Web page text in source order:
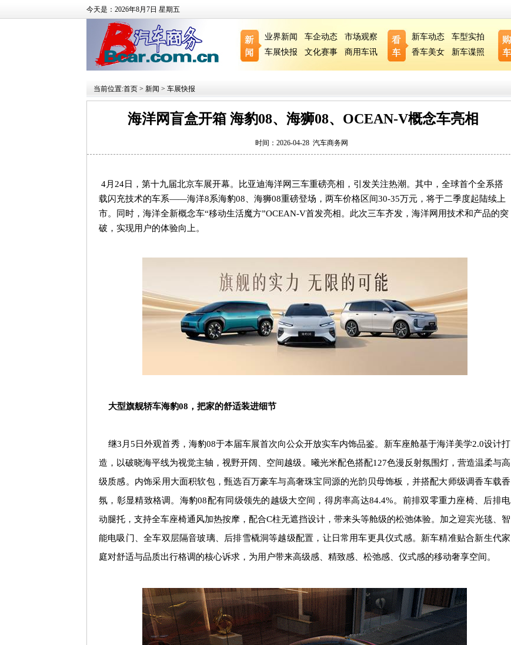
今天是：2026年8月7日 星期五
业界新闻 车企动态
市场观察
车展快报
文化赛事 商用车讯
新车动态
车型实拍
香车美女
新车谍照
当前位置:首页 > 新闻 > 车展快报
海洋网盲盒开箱 海豹08、海狮08、OCEAN-V概念车亮相
时间：2026-04-28 汽车商务网
4月 24日，第十九届北京车展开幕。比亚迪海洋网三车重磅亮相，引发关注热潮。其中，全球首个全系搭
载闪充技术的车系——海洋8系海豹08 、海狮08重磅登场，两车价格区间30-35万元，将于二季度起陆续上
市。同时，海洋全新概念车“移动生活魔方”OCEAN-V首发亮相。此次三车齐发，海洋网用技术和产品的突
破，实现用户的体验向上。
大型旗舰轿车海豹08 ，把家的舒适装进细节
继3 月5 日外观首秀，海豹08于本届车展首次向公众开放实车内饰品鉴。新车座舱基于海洋美学2.0设计打
造，以破晓海平线为视觉主轴，视野开阔、空间越级。曦光米配色搭配127色漫反射氛围灯，营造温柔与高
级质感。内饰采用大面积软包，甄选百万豪车与高奢珠宝同源的光韵贝母饰板，并搭配大师级调香车载香
氛，彰显精致格调。海豹08配有同级领先的越级大空间，得房率高达84.4%。前排双零重力座椅、后排电
动腿托，支持全车座椅通风加热按摩，配合C柱无遮挡设计，带来头等舱级的松弛体验。加之迎宾光毯、智
能电吸门、全车双层隔音玻璃、后排雪橇洞等越级配置，让日常用车更具仪式感。新车精准贴合新生代家
庭对舒适与品质出行格调的核心诉求，为用户带来高级感、精致感、松弛感、仪式感的移动奢享空间。